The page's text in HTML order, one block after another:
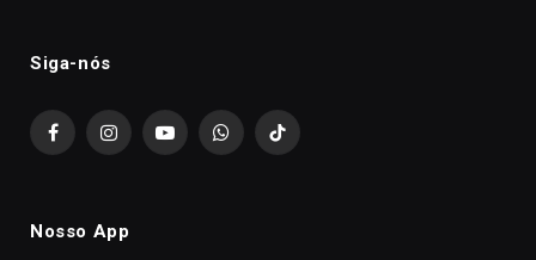
Siga-nós
FacebookInstagramYouTubeWhatsAppTikTok
Nosso App